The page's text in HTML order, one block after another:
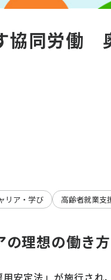
協同労働
リア・学び 高齢者就業支
の理想の働き方
安定法」が施行さ